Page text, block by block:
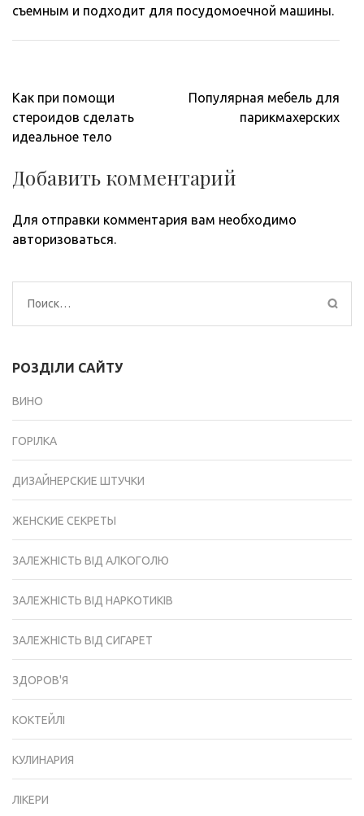
съемным и подходит для посудомоечной машины.
Навигация
по
записям
Как при помощи
стероидов сделать
идеальное тело
Популярная мебель для
парикмахерских
Добавить комментарий
Для отправки комментария вам необходимо
авторизоваться.
Найти:
РОЗДІЛИ САЙТУ
ВИНО
ГОРІЛКА
ДИЗАЙНЕРСКИЕ ШТУЧКИ
ЖЕНСКИЕ СЕКРЕТЫ
ЗАЛЕЖНІСТЬ ВІД АЛКОГОЛЮ
ЗАЛЕЖНІСТЬ ВІД НАРКОТИКІВ
ЗАЛЕЖНІСТЬ ВІД СИГАРЕТ
ЗДОРОВ'Я
КОКТЕЙЛІ
КУЛИНАРИЯ
ЛІКЕРИ